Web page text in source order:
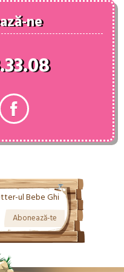
ne
ul Bebe Ghi